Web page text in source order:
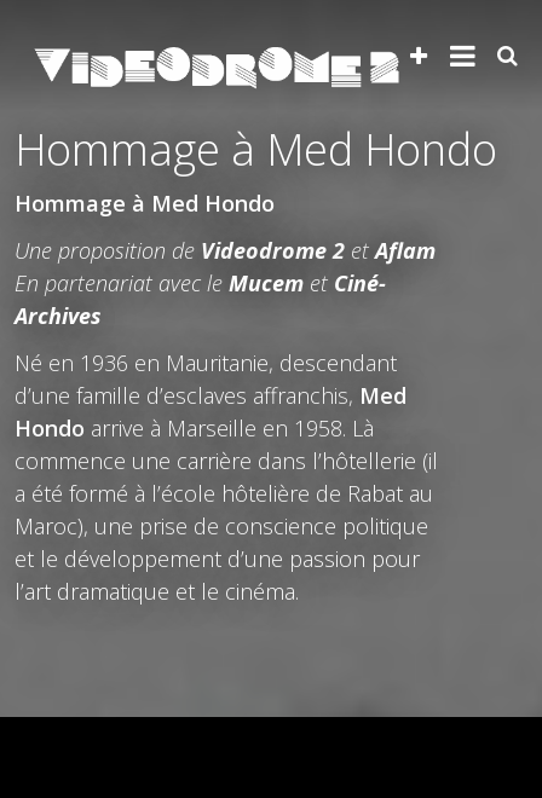
Hommage à Med Hondo
Hommage à Med Hondo
Une proposition de Videodrome 2 etAflam
En partenariat avec le Mucem et Ciné-
Archives
Né en 1936 en Mauritanie, descendant
d’une famille d’esclaves affranchis, Med
Hondo arrive à Marseille en 1958. Là
commence une carrière dans l’hôtellerie (il
a été formé à l’école hôtelière de Rabat au
Maroc), une prise de conscience politique
et le développement d’une passion pour
l’art dramatique et le cinéma.